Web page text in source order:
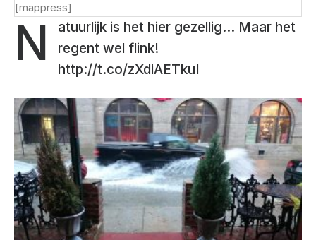
N
atuurlijk is het hier gezellig… Maar het
regent wel flink!
http://t.co/zXdiAETkuI
[mappress]